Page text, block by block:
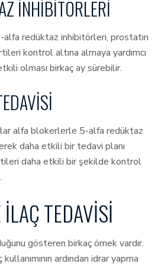
İNHIBITÖRLERI
alfa redüktaz inhibitörleri, prostatın
kontrol altına almaya yardımcı
olması birkaç ay sürebilir.
alfa blokerlerle 5-alfa redüktaz
daha etkili bir tedavi planı
daha etkili bir şekilde kontrol
TEDAVISI
gösteren birkaç örnek vardır.
ardından idrar yapma